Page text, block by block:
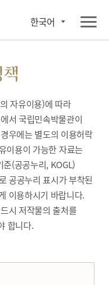
한국어
자유이용)에 따라
서 국립민속박물관이
우에는 별도의 이용허락
이용이 가능한 자료는
(공공누리, KOGL)
공공누리 표시가 부착된
이용하시기 바랍니다.
시 저작물의 출처를
합니다.